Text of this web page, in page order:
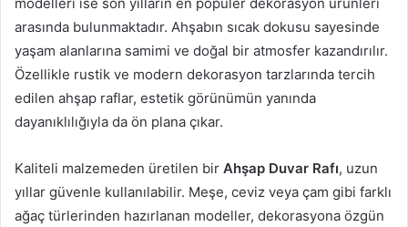
arasında bulunmaktadır. Ahşabın sıcak dokusu sayesinde
yaşam alanlarına samimi ve doğal bir atmosfer kazandırılır.
Özellikle rustik ve modern dekorasyon tarzlarında tercih
edilen ahşap raflar, estetik görünümün yanında
dayanıklılığıyla da ön plana çıkar.
Kaliteli malzemeden üretilen bir Ahşap Duvar Rafı, uzun
yıllar güvenle kullanılabilir. Meşe, ceviz veya çam gibi farklı
ağaç türlerinden hazırlanan modeller, dekorasyona özgün